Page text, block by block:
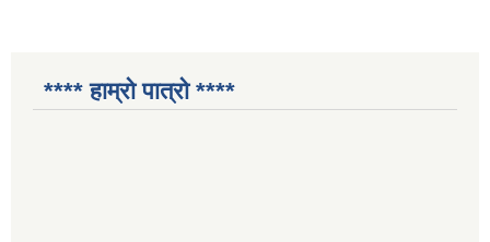
**** हाम्रो पात्रो ****